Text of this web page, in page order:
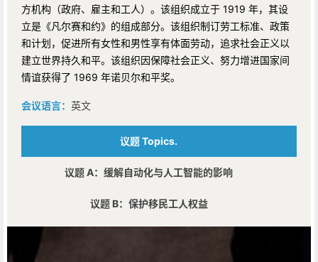
方机构（政府、雇主和工人）。该组织成立于 1919 年，其设
立是《凡尔赛和约》的组成部分。该组织制订劳工标准、政策
和计划，促进所有女性和男性享有体面劳动，追求社会正义以
建立世界持久和平。该组织因保障社会正义、努力增进国家间
情谊获得了 1969 年诺贝尔和平奖。
会议语言： 英文
议题 Topics.
议题 A： 缓解自动化与人工智能的影响
议题 B： 保护移民工人权益